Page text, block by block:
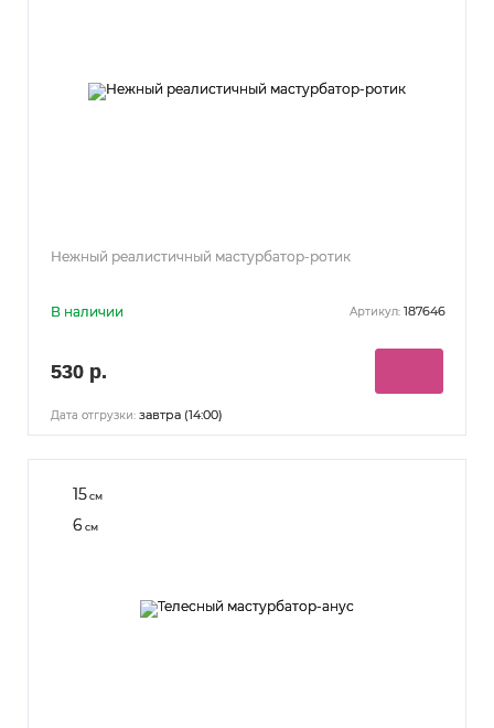
Нежный реалистичный мастурбатор-ротик
В наличии Артикул: 187646
530 р.
Дата отгрузки: завтра (14:00)
15см
6 см